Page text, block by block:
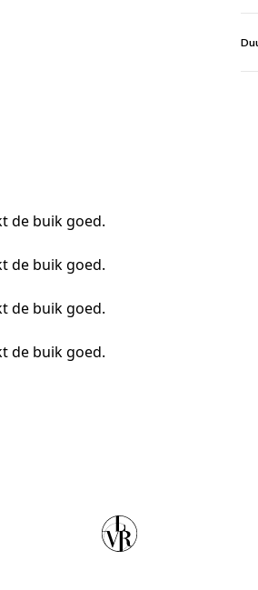
de buik goed.
de buik goed.
de buik goed.
de buik goed.